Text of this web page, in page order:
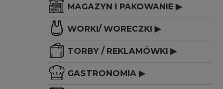
MAGAZYN I PAKOWANIE ▶
WORKI/ WORECZKI ▶
TORBY / REKLAMÓWKI ▶
GASTRONOMIA ▶